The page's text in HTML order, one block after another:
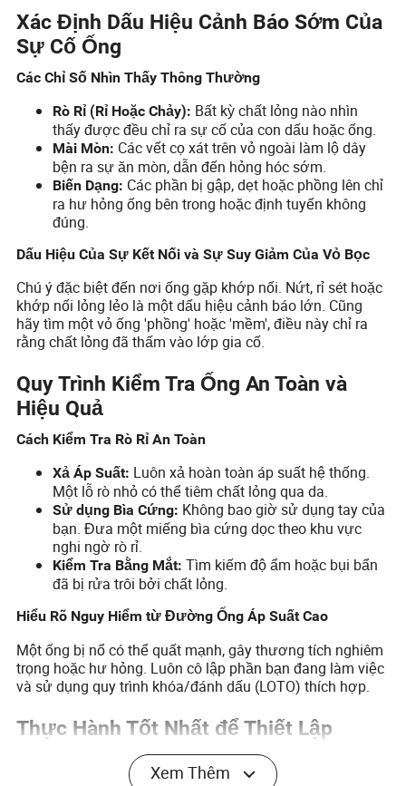
Xác Định Dấu Hiệu Cảnh Báo Sớm Của
Sự Cố Ống
Các Chỉ Số Nhìn Thấy Thông Thường
Rò Rỉ (Rỉ Hoặc Chảy): Bất kỳ chất lỏng nào nhìn
thấy được đều chỉ ra sự cố của con dấu hoặc ống.
Mài Mòn: Các vết cọ xát trên vỏ ngoài làm lộ dây
bện ra sự ăn mòn, dẫn đến hỏng hóc sớm.
Biến Dạng: Các phần bị gập, dẹt hoặc phồng lên chỉ
ra hư hỏng ống bên trong hoặc định tuyến không
đúng.
Dấu Hiệu Của Sự Kết Nối và Sự Suy Giảm Của Vỏ Bọc
Chú ý đặc biệt đến nơi ống gặp khớp nối. Nứt, rỉ sét hoặc
khớp nối lỏng lẻo là một dấu hiệu cảnh báo lớn. Cũng
hãy tìm một vỏ ống 'phồng' hoặc 'mềm', điều này chỉ ra
rằng chất lỏng đã thấm vào lớp gia cố.
Quy Trình Kiểm Tra Ống An Toàn và
Hiệu Quả
Cách Kiểm Tra Rò Rỉ An Toàn
Xả Áp Suất: Luôn xả hoàn toàn áp suất hệ thống.
Một lỗ rò nhỏ có thể tiêm chất lỏng qua da.
Sử dụng Bìa Cứng: Không bao giờ sử dụng tay của
bạn. Đưa một miếng bìa cứng dọc theo khu vực
nghi ngờ rò rỉ.
Kiểm Tra Bằng Mắt: Tìm kiếm độ ẩm hoặc bụi bẩn
đã bị rửa trôi bởi chất lỏng.
Hiểu Rõ Nguy Hiểm từ Đường Ống Áp Suất Cao
Một ống bị nổ có thể quất mạnh, gây thương tích nghiêm
trọng hoặc hư hỏng. Luôn cô lập phần bạn đang làm việc
và sử dụng quy trình khóa/đánh dấu (LOTO) thích hợp.
Thực Hành Tốt Nhất để Thiết Lập
Chương Trình Bảo Trì trong Cơ Sở của
Xem Thêm